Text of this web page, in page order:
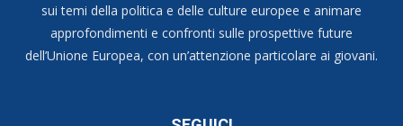
sui temi della politica e delle culture europee e animare
approfondimenti e confronti sulle prospettive future
dell’Unione Europea, con un’attenzione particolare ai giovani.